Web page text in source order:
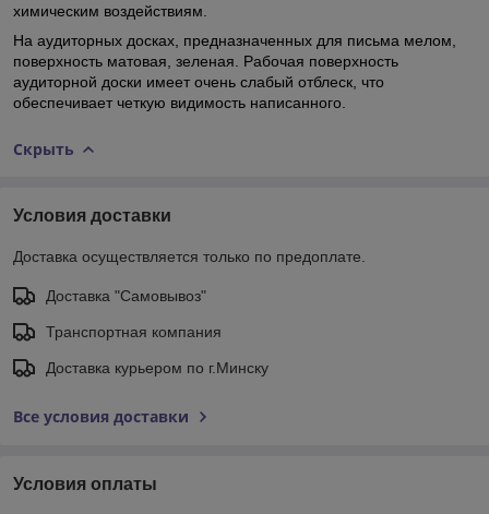
химическим воздействиям.
На аудиторных досках, предназначенных для письма мелом,
поверхность матовая, зеленая. Рабочая поверхность
аудиторной доски имеет очень слабый отблеск, что
обеспечивает четкую видимость написанного.
Скрыть
Условия доставки
Доставка осуществляется только по предоплате.
Доставка "Самовывоз"
Транспортная компания
Доставка курьером по г.Минску
Все условия доставки
Условия оплаты